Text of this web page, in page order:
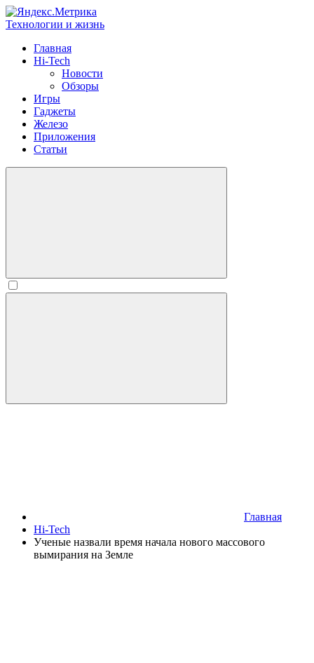
Технологии и жизнь
Главная
Hi-Tech
Новости
Обзоры
Игры
Гаджеты
Железо
Приложения
Статьи
Главная
Hi-Tech
Ученые назвали время начала нового массового
вымирания на Земле